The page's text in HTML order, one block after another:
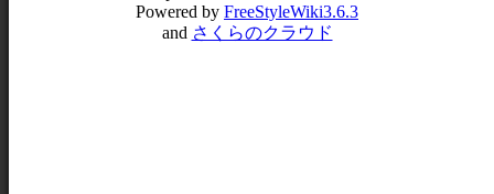
Powered by FreeStyleWiki3.6.3
and さくらのクラウド